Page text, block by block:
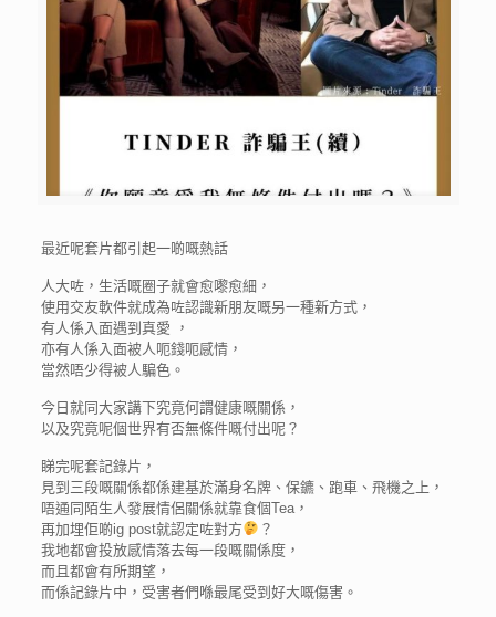
最近呢套片都引起一啲嘅熱話
人大咗，生活嘅圈子就會愈嚟愈細，
使用交友軟件就成為咗認識新朋友嘅另一種新方式，
有人係入面遇到真愛 ，
亦有人係入面被人呃錢呃感情，
當然唔少得被人騙色。
今日就同大家講下究竟何謂健康嘅關係，
以及究竟呢個世界有否無條件嘅付出呢？
睇完呢套記錄片，
見到三段嘅關係都係建基於滿身名牌、保鑣、跑車、飛機之上，
唔通同陌生人發展情侶關係就靠食個Tea，
再加埋佢啲ig post就認定咗對方
？
我地都會投放感情落去每一段嘅關係度，
而且都會有所期望，
而係記錄片中，受害者們喺最尾受到好大嘅傷害。